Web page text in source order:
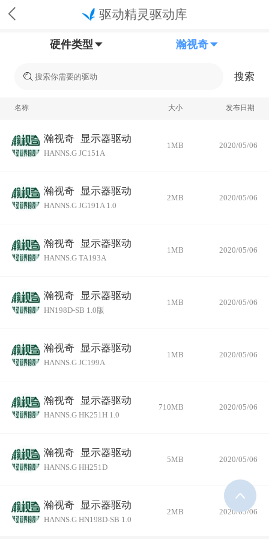
驱动精灵驱动库
硬件类型 瀚视奇
搜索
名称 大小 发布日期
瀚视奇 显示器驱动
HANNS.G JC151A
1MB 2020/05/06
瀚视奇 显示器驱动
HANNS.G JG191A 1.0
2MB 2020/05/06
瀚视奇 显示器驱动
HANNS.G TA193A
1MB 2020/05/06
瀚视奇 显示器驱动
HN198D-SB 1.0版
1MB 2020/05/06
瀚视奇 显示器驱动
HANNS.G JC199A
1MB 2020/05/06
瀚视奇 显示器驱动
HANNS.G HK251H 1.0
710MB 2020/05/06
瀚视奇 显示器驱动
HANNS.G HH251D
5MB 2020/05/06
瀚视奇 显示器驱动
HANNS.G HN198D-SB 1.0
2MB 2020/05/06